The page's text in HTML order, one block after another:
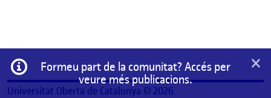
Informació
Formeu part de la comunitat? Accés per
veure més publicacions.
×
Universitat Oberta de Catalunya © 2026